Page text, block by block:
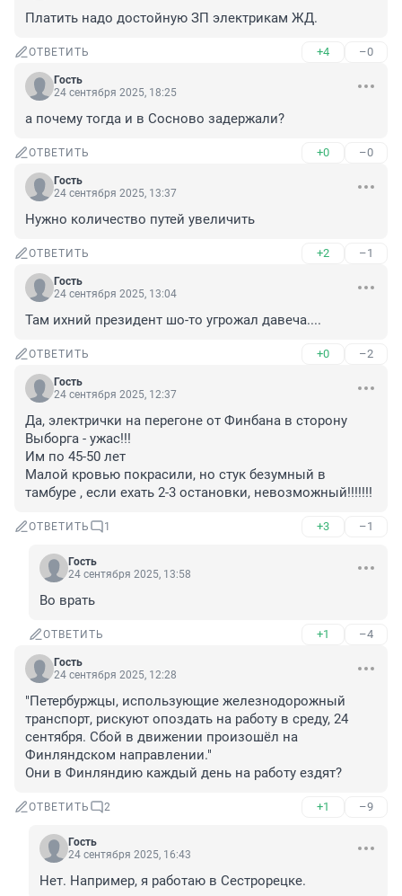
Платить надо достойную ЗП электрикам ЖД.
ОТВЕТИТЬ +4 –0
Гость
24 сентября 2025, 18:25
а почему тогда и в Сосново задержали?
ОТВЕТИТЬ +0 –0
Гость
24 сентября 2025, 13:37
Нужно количество путей увеличить
ОТВЕТИТЬ +2 –1
Гость
24 сентября 2025, 13:04
Там ихний президент шо-то угрожал давеча....
ОТВЕТИТЬ +0 –2
Гость
24 сентября 2025, 12:37
Да, электрички на перегоне от Финбана в сторону
Выборга - ужас!!!
Им по 45-50 лет
Малой кровью покрасили, но стук безумный в
тамбуре , если ехать 2-3 остановки, невозможный!!!!!!!
ОТВЕТИТЬ 1 +3 –1
Гость
24 сентября 2025, 13:58
Во врать
ОТВЕТИТЬ +1 –4
Гость
24 сентября 2025, 12:28
"Петербуржцы, использующие железнодорожный
транспорт, рискуют опоздать на работу в среду, 24
сентября. Сбой в движении произошёл на
Финляндском направлении."
Они в Финляндию каждый день на работу ездят?
ОТВЕТИТЬ 2 +1 –9
Гость
24 сентября 2025, 16:43
Нет. Например, я работаю в Сестрорецке.